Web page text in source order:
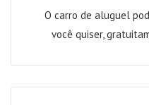
O carro de aluguel
você quiser,